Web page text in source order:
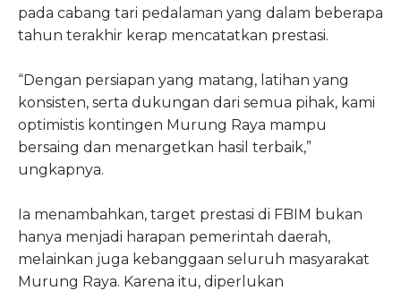
pada cabang tari pedalaman yang dalam beberapa
tahun terakhir kerap mencatatkan prestasi.
“Dengan persiapan yang matang, latihan yang
konsisten, serta dukungan dari semua pihak, kami
optimistis kontingen Murung Raya mampu
bersaing dan menargetkan hasil terbaik,”
ungkapnya.
Ia menambahkan, target prestasi di FBIM bukan
hanya menjadi harapan pemerintah daerah,
melainkan juga kebanggaan seluruh masyarakat
Murung Raya. Karena itu, diperlukan